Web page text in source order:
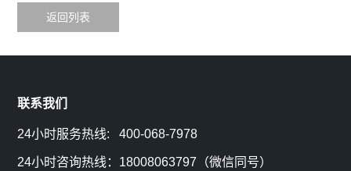
返回列表
联系我们
24小时服务热线: 400-068-7978
24小时咨询热线：18008063797（微信同号）